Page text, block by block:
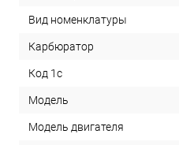
Вид номенклатуры
Карбюратор
Код 1с
Модель
Модель двигателя